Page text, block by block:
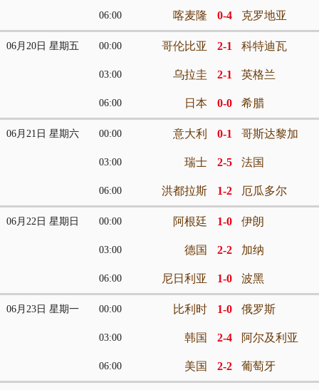
06:00 喀麦隆 0-4 克罗地亚
06月20日 星期五 00:00 哥伦比亚 2-1 科特迪瓦
03:00 乌拉圭 2-1 英格兰
06:00 日本 0-0 希腊
06月21日 星期六 00:00 意大利 0-1 哥斯达黎加
03:00 瑞士 2-5 法国
06:00 洪都拉斯 1-2 厄瓜多尔
06月22日 星期日 00:00 阿根廷 1-0 伊朗
03:00 德国 2-2 加纳
06:00 尼日利亚 1-0 波黑
06月23日 星期一 00:00 比利时 1-0 俄罗斯
03:00 韩国 2-4 阿尔及利亚
06:00 美国 2-2 葡萄牙